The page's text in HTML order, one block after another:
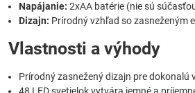
Napájanie: 2xAA batérie (nie sú
Dizajn: Prírodný vzhľad so zasneženým
Vlastnosti a výhody
Prírodný zasnežený dizajn pre dokonalú